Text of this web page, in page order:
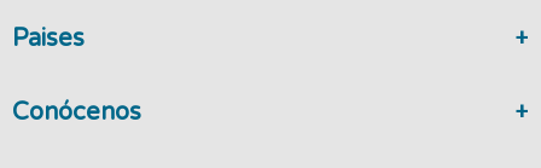
Paises
Conócenos